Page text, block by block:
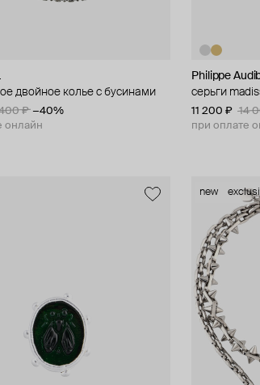
двойное колье с бусинами
₽ −40%
онлайн
Philippe
серьги
11 200 ₽ 14
при оплате
new